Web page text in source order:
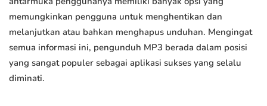
memungkinkan pengguna untuk menghentikan dan
melanjutkan atau bahkan menghapus unduhan. Mengingat
semua informasi ini, pengunduh MP3 berada dalam posisi
yang sangat populer sebagai aplikasi sukses yang selalu
diminati.